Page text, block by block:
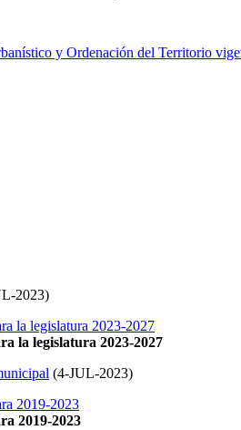
y Ordenación del Territorio
2023)
la legislatura 2023-2027
(4-JUL-2023)
2019-2023